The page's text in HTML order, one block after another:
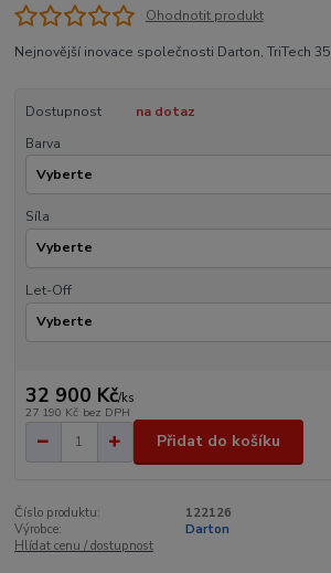
Ohodnotit produkt
Nejnovější inovace společnosti Darton, TriTech 35
Dostupnost
na dotaz
Barva
Síla
Let-Off
32 900 Kč/ks
27 190 Kč bez DPH
Přidat do košíku
Číslo produktu:
122126
Výrobce:
Darton
Hlídat cenu / dostupnost